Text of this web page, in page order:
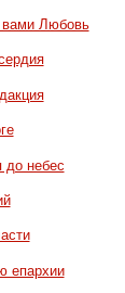
Любовь
до небес
епархии